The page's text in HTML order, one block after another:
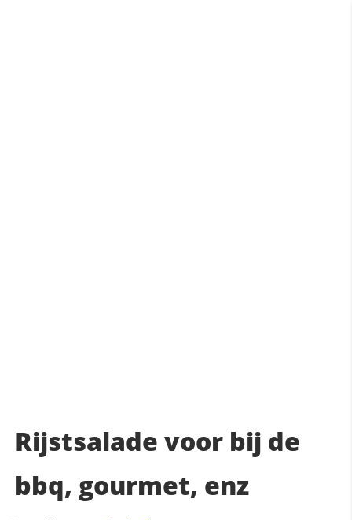
Rijstsalade voor bij de
bbq, gourmet, enz